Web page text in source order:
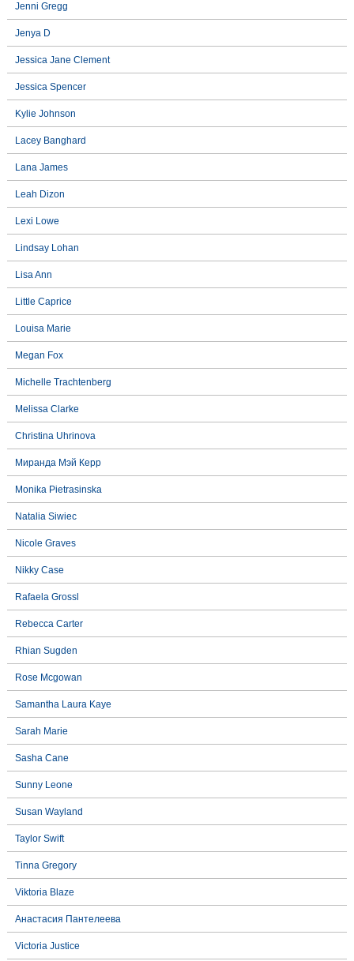
Jenni Gregg
Jenya D
Jessica Jane Clement
Jessica Spencer
Kylie Johnson
Lacey Banghard
Lana James
Leah Dizon
Lexi Lowe
Lindsay Lohan
Lisa Ann
Little Caprice
Louisa Marie
Megan Fox
Michelle Trachtenberg
Melissa Clarke
Christina Uhrinova
Миранда Мэй Керр
Monika Pietrasinska
Natalia Siwiec
Nicole Graves
Nikky Case
Rafaela Grossl
Rebecca Carter
Rhian Sugden
Rose Mcgowan
Samantha Laura Kaye
Sarah Marie
Sasha Cane
Sunny Leone
Susan Wayland
Taylor Swift
Tinna Gregory
Viktoria Blaze
Анастасия Пантелеева
Victoria Justice